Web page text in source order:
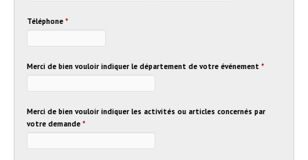
Téléphone *
Merci de bien vouloir indiquer le département de votre événement *
Merci de bien vouloir indiquer les activités ou articles concernés par
votre demande *